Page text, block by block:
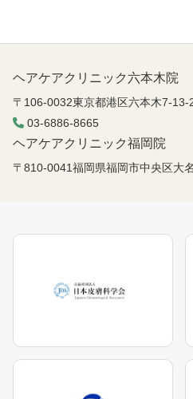
ヘアケアクリニック六本木院
〒106-0032東京都港区六本木7-13-
03-6886-8665
ヘアケアクリニック福岡院
〒810-0041福岡県福岡市中央区大